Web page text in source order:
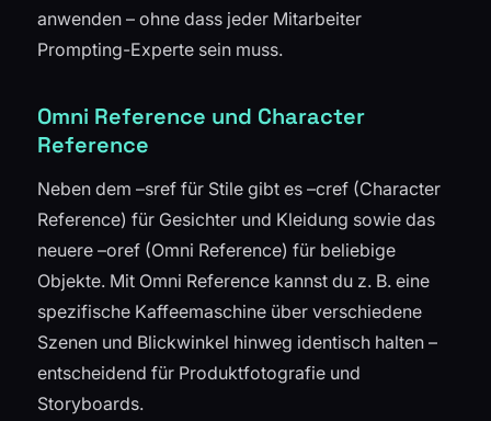
anwenden – ohne dass jeder Mitarbeiter
Prompting-Experte sein muss.
Omni Reference und Character
Reference
Neben dem –sref für Stile gibt es –cref (Character
Reference) für Gesichter und Kleidung sowie das
neuere –oref (Omni Reference) für beliebige
Objekte. Mit Omni Reference kannst du z. B. eine
spezifische Kaffeemaschine über verschiedene
Szenen und Blickwinkel hinweg identisch halten –
entscheidend für Produktfotografie und
Storyboards.